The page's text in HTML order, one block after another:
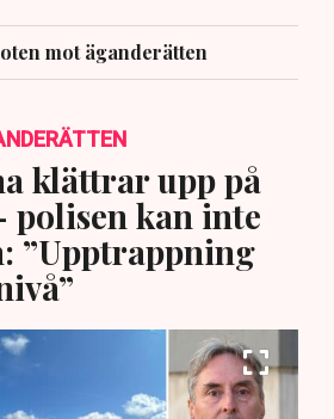
mot äganderätten
klättrar upp på
polisen kan inte
”Upptrappning